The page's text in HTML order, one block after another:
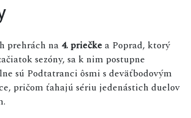
prehrách na 4. priečkea Poprad, ktorý
sezóny, sa k nim postupne
sú Podtatranci ôsmi s deväťbodovým
pričom ťahajú sériu jedenástich duelov